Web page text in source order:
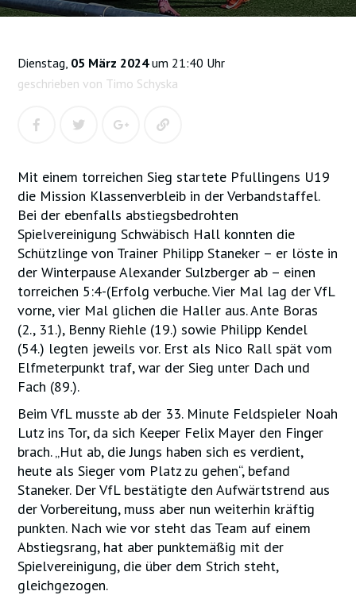
Dienstag, 05 März 2024um 21:40 Uhr
geschrieben von Timo Schyska
Mit einem torreichen Sieg startete Pfullingens U19
die Mission Klassenverbleib in der Verbandstaffel.
Bei der ebenfalls abstiegsbedrohten
Spielvereinigung Schwäbisch Hall konnten die
Schützlinge von Trainer Philipp Staneker – er löste in
der Winterpause Alexander Sulzberger ab – einen
torreichen 5:4-(Erfolg verbuche. Vier Mal lag der VfL
vorne, vier Mal glichen die Haller aus. Ante Boras
(2., 31.), Benny Riehle (19.) sowie Philipp Kendel
(54.) legten jeweils vor. Erst als Nico Rall spät vom
Elfmeterpunkt traf, war der Sieg unter Dach und
Fach (89.).
Beim VfL musste ab der 33. Minute Feldspieler Noah
Lutz ins Tor, da sich Keeper Felix Mayer den Finger
brach. „Hut ab, die Jungs haben sich es verdient,
heute als Sieger vom Platz zu gehen“, befand
Staneker. Der VfL bestätigte den Aufwärtstrend aus
der Vorbereitung, muss aber nun weiterhin kräftig
punkten. Nach wie vor steht das Team auf einem
Abstiegsrang, hat aber punktemäßig mit der
Spielvereinigung, die über dem Strich steht,
gleichgezogen.